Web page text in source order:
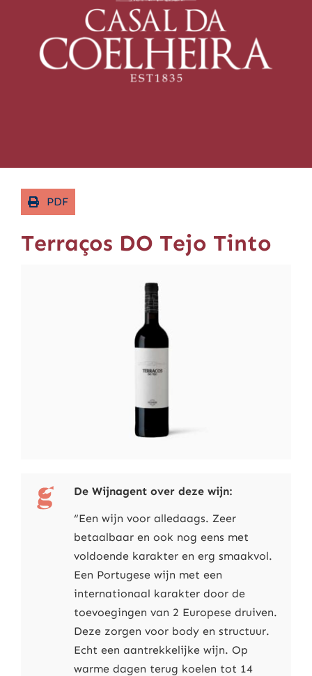
Contact
PDF
Terraços DO Tejo Tinto
De Wijnagent over deze wijn:
“Een wijn voor alledaags. Zeer
betaalbaar en ook nog eens met
voldoende karakter en erg smaakvol.
Een Portugese wijn met een
internationaal karakter door de
toevoegingen van 2 Europese druiven.
Deze zorgen voor body en structuur.
Echt een aantrekkelijke wijn. Op
warme dagen terug koelen tot 14